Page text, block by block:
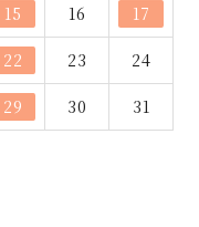
15 16 17
22 23 24
29 30 31